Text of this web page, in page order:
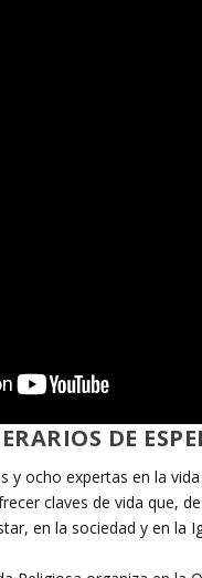
DE
y ocho expertas en la
claves de vida que,
en la sociedad y en la